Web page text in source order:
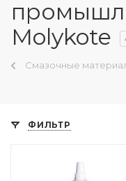
Molykote
Смазочные
ФИЛЬТР